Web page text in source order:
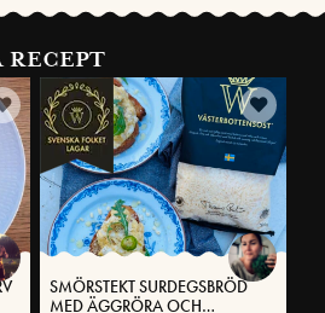
RECEPT
SMÖRSTEKT SURDEGSBRÖD
MED ÄGGRÖRA OCH